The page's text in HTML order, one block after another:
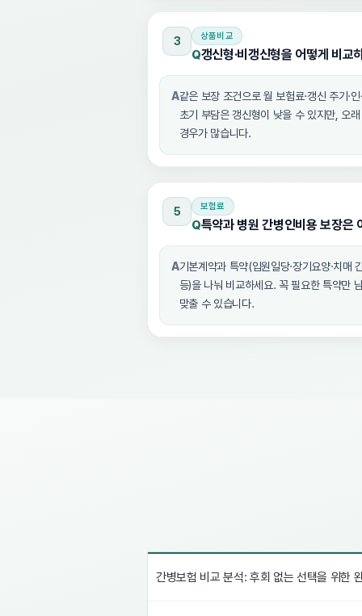
3 상품비교
Q갱신형·비갱신형을 어떻게 비교
A같은 보장 조건으로 월 보험료·갱신 주기·
초기 부담은 갱신형이 낮을 수 있지만, 오
경우가 많습니다.
5 보험료
Q특약과 병원 간병인비용 보장은
A기본계약과 특약(입원일당·장기요양·치매
등)을 나눠 비교하세요. 꼭 필요한 특약만
맞출 수 있습니다.
간병보험 비교 분석: 후회 없는 선택을 위한